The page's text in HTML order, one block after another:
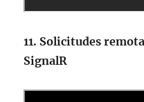
11. Solicitudes
SignalR